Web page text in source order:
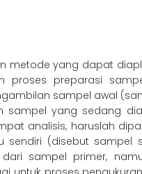
yang dapat
proses preparasi
sampel awal
yang sedang
analisis, haruslah
(disebut sampel
sampel primer,